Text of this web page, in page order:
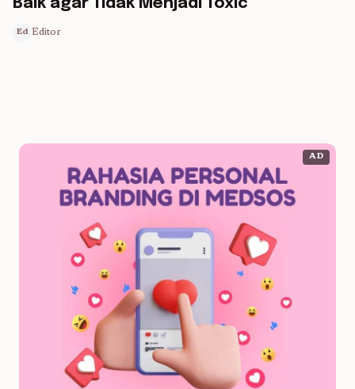
Baik agar Tidak Menjadi Toxic
Ed Editor
AD